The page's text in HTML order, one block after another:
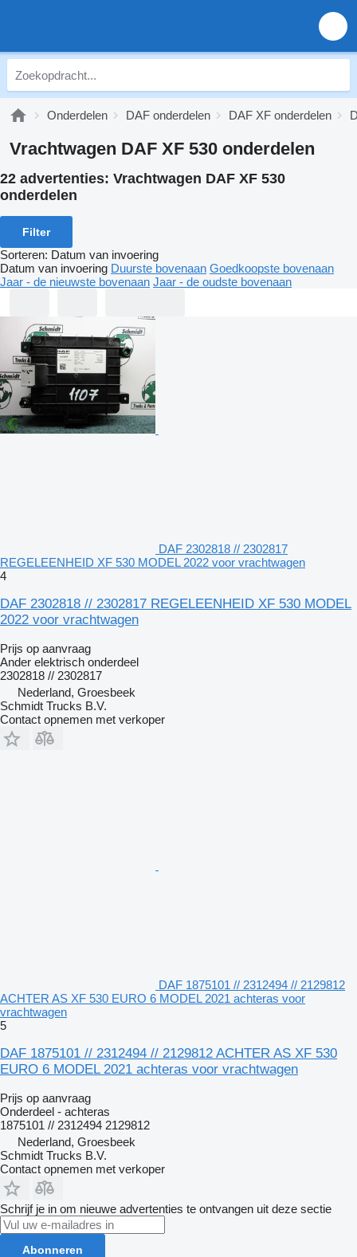
Onderdelen DAF onderdelen DAF XF onderdelen
Vrachtwagen DAF XF 530 onderdelen
22 advertenties: Vrachtwagen DAF XF 530
onderdelen
Filter
Sorteren: Datum van invoering
Datum van invoering Duurste bovenaan Goedkoopste bovenaan
Jaar - de nieuwste bovenaan Jaar - de oudste bovenaan
DAF 2302818 // 2302817
REGELEENHEID XF 530 MODEL 2022 voor vrachtwagen
4
DAF 2302818 // 2302817 REGELEENHEID XF 530 MODEL
2022 voor vrachtwagen
Prijs op aanvraag
Ander elektrisch onderdeel
2302818 // 2302817
Nederland, Groesbeek
Schmidt Trucks B.V.
Contact opnemen met verkoper
DAF 1875101 // 2312494 // 2129812
ACHTER AS XF 530 EURO 6 MODEL 2021 achteras voor
vrachtwagen
5
DAF 1875101 // 2312494 // 2129812 ACHTER AS XF 530
EURO 6 MODEL 2021 achteras voor vrachtwagen
Prijs op aanvraag
Onderdeel - achteras
1875101 // 2312494 2129812
Nederland, Groesbeek
Schmidt Trucks B.V.
Contact opnemen met verkoper
Schrijf je in om nieuwe advertenties te ontvangen uit deze sectie
Abonneren